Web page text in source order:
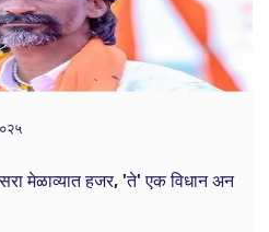
मेळाव्यात हजर, 'ते' एक विधान अन